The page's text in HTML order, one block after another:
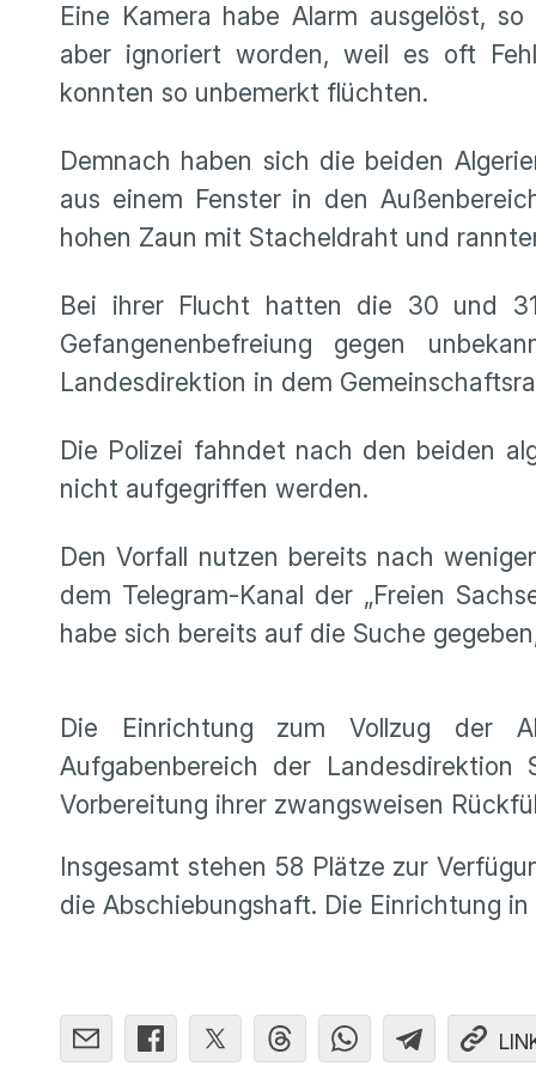
Eine Kamera habe Alarm ausgelöst,
aber ignoriert worden, weil es oft
konnten so unbemerkt flüchten.
Demnach haben sich die beiden
aus einem Fenster in den
hohen Zaun mit Stacheldraht und
Bei ihrer Flucht hatten die 30 und
Gefangenenbefreiung gegen
Landesdirektion in dem
Die Polizei fahndet nach den beiden
nicht aufgegriffen werden.
Den Vorfall nutzen bereits nach
dem Telegram-Kanal der „Freien
habe sich bereits auf die Suche
Die Einrichtung zum Vollzug der
Aufgabenbereich der
Vorbereitung ihrer zwangsweisen
Insgesamt stehen 58 Plätze zur
die Abschiebungshaft. Die Einrichtung